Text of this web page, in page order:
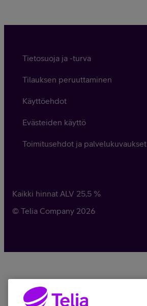
Tietosuoja ja -turva
Tilauksen peruuttaminen
Käyttöehdot
Evästeiden käyttö
Toimitusehdot ja palvelukuvaukset
Kaikki hinnat ALV 25,5 %
© Telia Company 2026